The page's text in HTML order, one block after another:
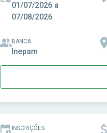
01/07/2026 a
07/08/2026
BANCA
Inepam
INSCRIÇÕES